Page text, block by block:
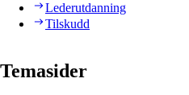
Lederutdanning
Tilskudd
Temasider